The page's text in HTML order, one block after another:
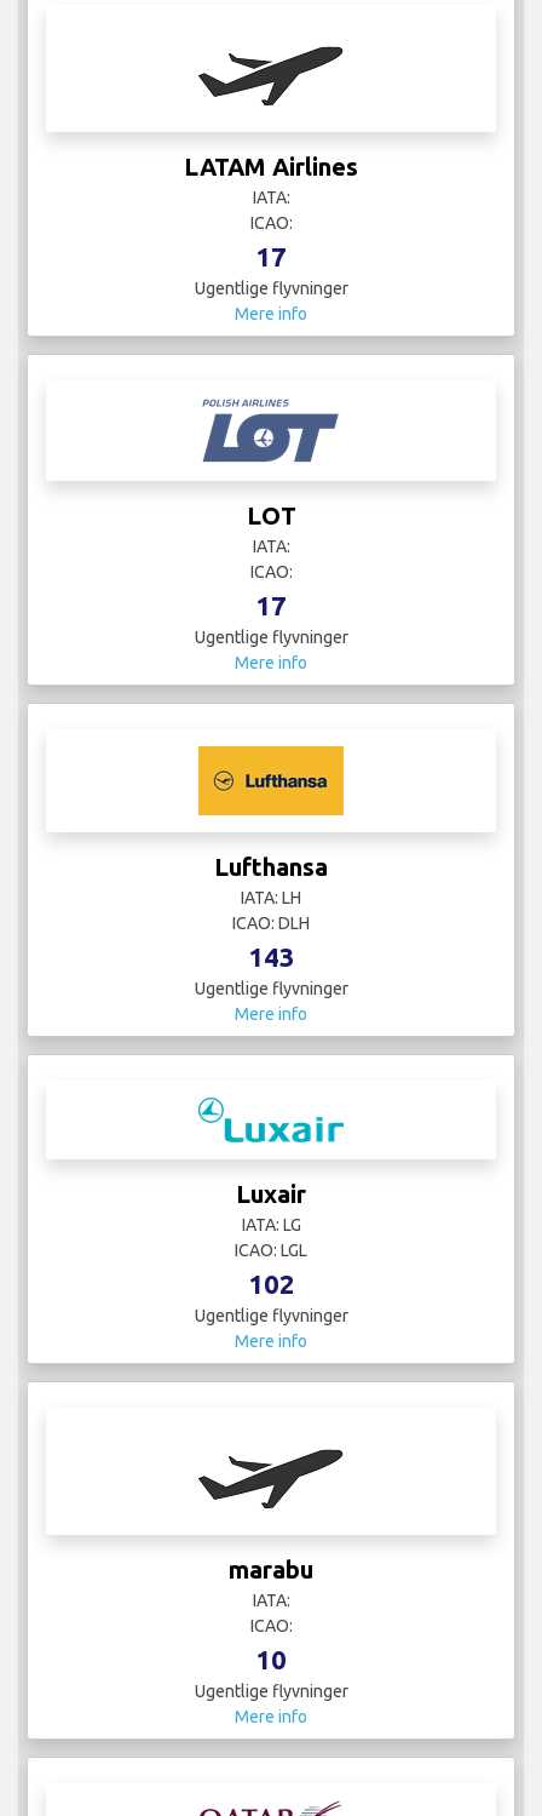
LATAM Airlines
IATA:
ICAO:
17
Ugentlige flyvninger
Mere info
LOT
IATA:
ICAO:
17
Ugentlige flyvninger
Mere info
Lufthansa
IATA: LH
ICAO: DLH
143
Ugentlige flyvninger
Mere info
Luxair
IATA: LG
ICAO: LGL
102
Ugentlige flyvninger
Mere info
marabu
IATA:
ICAO:
10
Ugentlige flyvninger
Mere info